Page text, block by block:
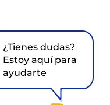
¿Tienes dudas?
Estoy aquí para
ayudarte